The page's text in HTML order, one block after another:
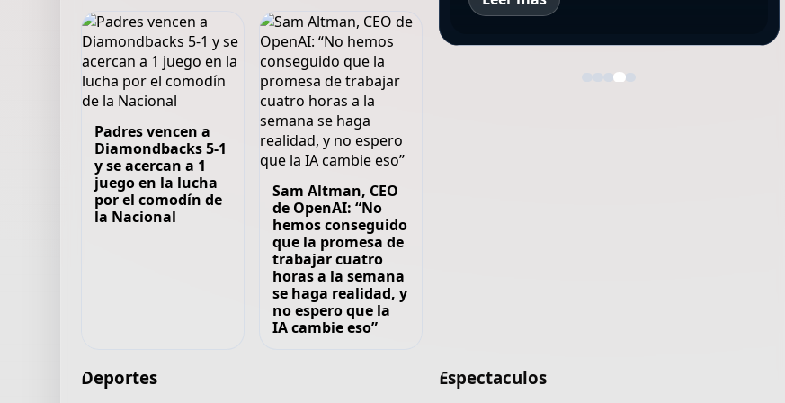
Padres vencen a
Diamondbacks 5-1
y se acercan a 1
juego en la lucha
por el comodín de
la Nacional
Sam Altman, CEO
de OpenAI: “No
hemos conseguido
que la promesa de
trabajar cuatro
horas a la semana
se haga realidad, y
no espero que la
IA cambie eso”
Deportes Espectaculos